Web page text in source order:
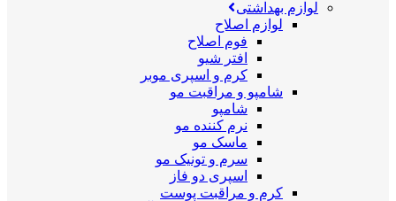
لوازم بهداشتی
لوازم اصلاح
فوم اصلاح
افتر شیو
کرم و اسپری موبر
شامپو و مراقبت مو
شامپو
نرم کننده مو
ماسک مو
سرم و تونیک مو
اسپری دو فاز
کرم و مراقبت پوست